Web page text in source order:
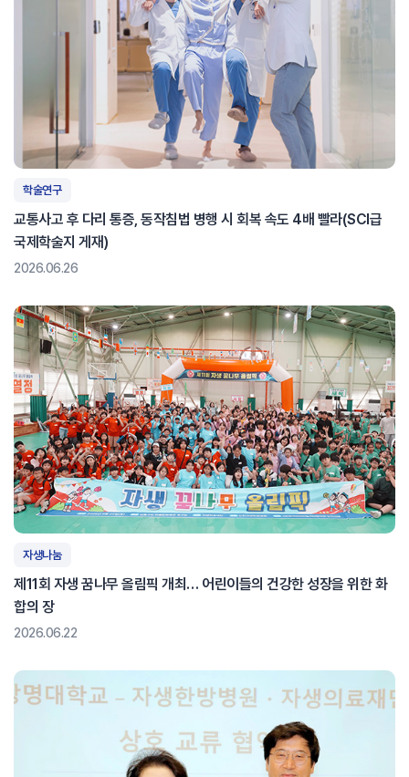
학술연구
교통사고 후 다리 통증, 동작침법 병행 시 회복 속도 4배 빨라(SCI급
국제학술지 게재)
2026.06.26
자생나눔
제11회 자생 꿈나무 올림픽 개최… 어린이들의 건강한 성장을 위한 화
합의 장
2026.06.22